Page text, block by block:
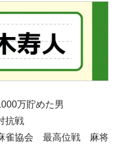
万貯めた男
抗戦
雀協会 最高位戦 麻将